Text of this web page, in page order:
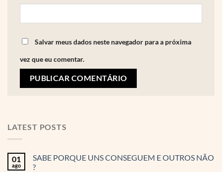
Salvar meus dados neste navegador para a próxima
vez que eu comentar.
LATEST POSTS
01
ago
SABE PORQUE UNS CONSEGUEM E OUTROS NÃO
?